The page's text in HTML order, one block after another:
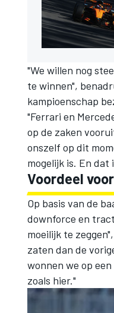
"We willen nog
te winnen",
kampioenschap
"Ferrari en
op de zaken
onszelf op dit
mogelijk is. En dat
Voordeel
Op basis van de
downforce en
moeilijk te
zaten dan de
wonnen we op
zoals hier."